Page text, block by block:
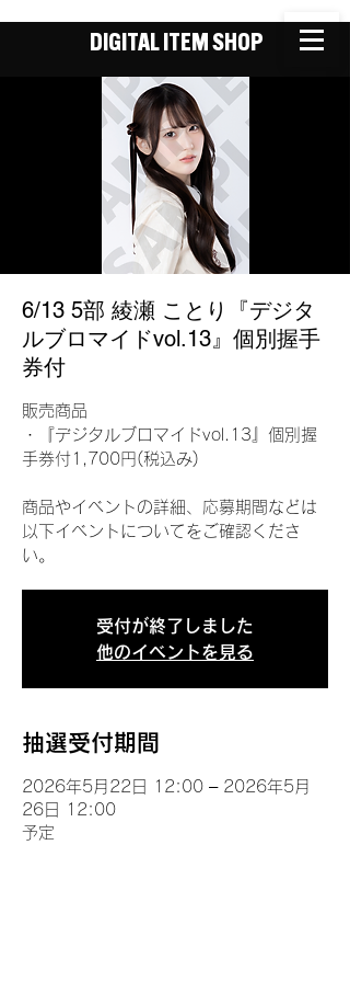
DIGITAL ITEM SHOP
6/13 5部 綾瀬 ことり『デジタ
ルブロマイドvol.13』個別握手
券付
販売商品
・『デジタルブロマイドvol.13』個別握
手券付1,700円(税込み)
商品やイベントの詳細、応募期間などは
以下イベントについてをご確認くださ
い。
受付が終了しました
他のイベントを見る
抽選受付期間
2026年5月22日 12:00 – 2026年5月
26日 12:00
予定